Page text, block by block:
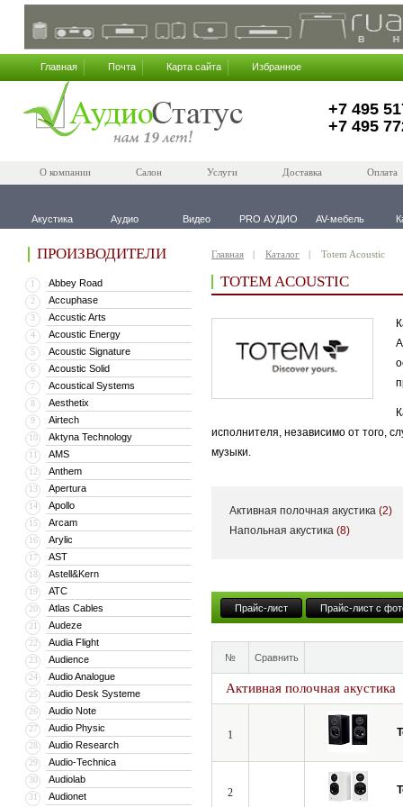
Главная Почта Карта сайта Избранное
+7 495
+7 495
О компании Салон Услуги Доставка Оплата
Акустика Аудио Видео PRO АУДИО AV-мебель
ПРОИЗВОДИТЕЛИ
1 Abbey Road
2 Accuphase
3 Accustic Arts
4 Acoustic Energy
5 Acoustic Signature
6 Acoustic Solid
7 Acoustical Systems
8 Aesthetix
9 Airtech
10 Aktyna Technology
11 AMS
12 Anthem
13 Apertura
14 Apollo
15 Arcam
16 Arylic
17 AST
18 Astell&Kern
19 ATC
20 Atlas Cables
21 Audeze
22 Audia Flight
23 Audience
24 Audio Analogue
25 Audio Desk Systeme
26 Audio Note
27 Audio Physic
28 Audio Research
29 Audio-Technica
30 Audiolab
31 Audionet
Главная Каталог Totem Acoustic
TOTEM ACOUSTIC
исполнителя, независимо от того,
музыки.
почему большинство акустических
если вы ищете что-то более
Акустические системы Totem
Активная полочная акустика (2)
Напольная акустика (8)
Прайс-лист Прайс-лист с
№ Сравнить
Активная полочная акустика
1
2